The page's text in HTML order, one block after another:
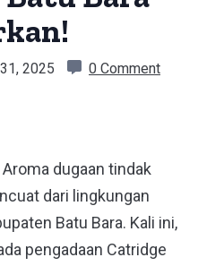
2025 0 Comment
dugaan tindak
dari lingkungan
Batu Bara. Kali ini,
pengadaan Catridge